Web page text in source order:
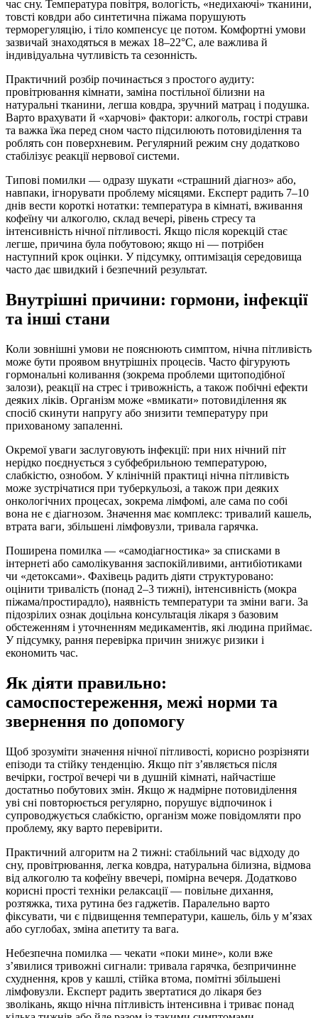
час сну. Температура повітря, вологість, «недихаючі» тканини,
товсті ковдри або синтетична піжама порушують
терморегуляцію, і тіло компенсує це потом. Комфортні умови
зазвичай знаходяться в межах 18–22°C, але важлива й
індивідуальна чутливість та сезонність.
Практичний розбір починається з простого аудиту:
провітрювання кімнати, заміна постільної білизни на
натуральні тканини, легша ковдра, зручний матрац і подушка.
Варто врахувати й «харчові» фактори: алкоголь, гострі страви
та важка їжа перед сном часто підсилюють потовиділення та
роблять сон поверхневим. Регулярний режим сну додатково
стабілізує реакції нервової системи.
Типові помилки — одразу шукати «страшний діагноз» або,
навпаки, ігнорувати проблему місяцями. Експерт радить 7–10
днів вести короткі нотатки: температура в кімнаті, вживання
кофеїну чи алкоголю, склад вечері, рівень стресу та
інтенсивність нічної пітливості. Якщо після корекцій стає
легше, причина була побутовою; якщо ні — потрібен
наступний крок оцінки. У підсумку, оптимізація середовища
часто дає швидкий і безпечний результат.
Внутрішні причини: гормони, інфекції
та інші стани
Коли зовнішні умови не пояснюють симптом, нічна пітливість
може бути проявом внутрішніх процесів. Часто фігурують
гормональні коливання (зокрема проблеми щитоподібної
залози), реакції на стрес і тривожність, а також побічні ефекти
деяких ліків. Організм може «вмикати» потовиділення як
спосіб скинути напругу або знизити температуру при
прихованому запаленні.
Окремої уваги заслуговують інфекції: при них нічний піт
нерідко поєднується з субфебрильною температурою,
слабкістю, ознобом. У клінічній практиці нічна пітливість
може зустрічатися при туберкульозі, а також при деяких
онкологічних процесах, зокрема лімфомі, але сама по собі
вона не є діагнозом. Значення має комплекс: тривалий кашель,
втрата ваги, збільшені лімфовузли, тривала гарячка.
Поширена помилка — «самодіагностика» за списками в
інтернеті або самолікування заспокійливими, антибіотиками
чи «детоксами». Фахівець радить діяти структуровано:
оцінити тривалість (понад 2–3 тижні), інтенсивність (мокра
піжама/простирадло), наявність температури та зміни ваги. За
підозрілих ознак доцільна консультація лікаря з базовим
обстеженням і уточненням медикаментів, які людина приймає.
У підсумку, рання перевірка причин знижує ризики і
економить час.
Як діяти правильно:
самоспостереження, межі норми та
звернення по допомогу
Щоб зрозуміти значення нічної пітливості, корисно розрізняти
епізоди та стійку тенденцію. Якщо піт з’являється після
вечірки, гострої вечері чи в душній кімнаті, найчастіше
достатньо побутових змін. Якщо ж надмірне потовиділення
уві сні повторюється регулярно, порушує відпочинок і
супроводжується слабкістю, організм може повідомляти про
проблему, яку варто перевірити.
Практичний алгоритм на 2 тижні: стабільний час відходу до
сну, провітрювання, легка ковдра, натуральна білизна, відмова
від алкоголю та кофеїну ввечері, помірна вечеря. Додатково
корисні прості техніки релаксації — повільне дихання,
розтяжка, тиха рутина без гаджетів. Паралельно варто
фіксувати, чи є підвищення температури, кашель, біль у м’язах
або суглобах, зміна апетиту та вага.
Небезпечна помилка — чекати «поки мине», коли вже
з’явилися тривожні сигнали: тривала гарячка, безпричинне
схуднення, кров у кашлі, стійка втома, помітні збільшені
лімфовузли. Експерт радить звертатися до лікаря без
зволікань, якщо нічна пітливість інтенсивна і триває понад